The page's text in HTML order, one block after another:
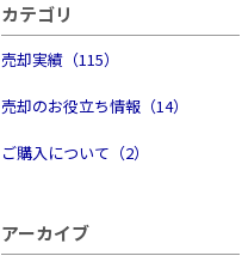
カテゴリ
売却実績（115）
売却のお役立ち情報（14）
ご購入について（2）
アーカイブ